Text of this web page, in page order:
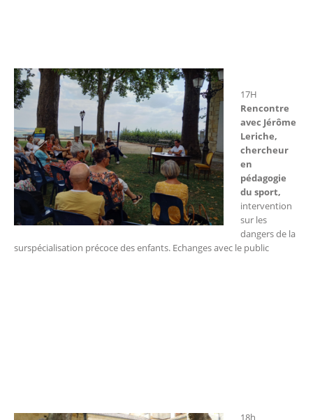
17H
Rencontre
avec Jérôme
Leriche,
chercheur
en
pédagogie
du sport,
intervention
sur les
dangers de la
surspécialisation précoce des enfants. Echanges avec le public
18h